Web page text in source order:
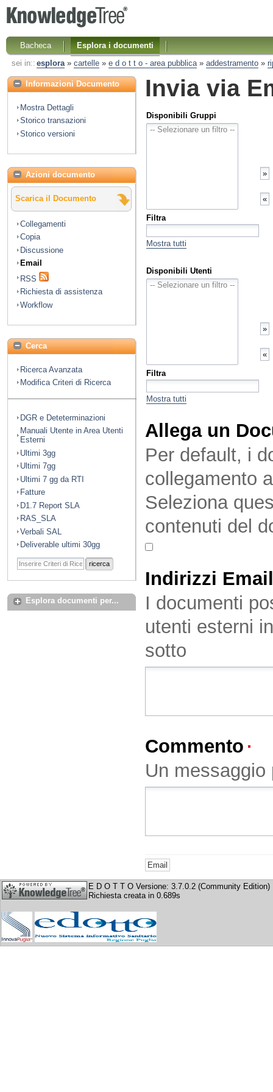
Bacheca
Esplora i documenti
sei in:: esplora» cartelle» e d o t t o - area pubblica» addestramento»
Informazioni Documento
Mostra Dettagli
Storico transazioni
Storico versioni
Azioni documento
Scarica il Documento
Collegamenti
Copia
Discussione
Email
RSS
Richiesta di assistenza
Workflow
Cerca
Ricerca Avanzata
Modifica Criteri di Ricerca
DGR e Deteterminazioni
Manuali Utente in Area Utenti
Esterni
Ultimi 3gg
Ultimi 7gg
Ultimi 7 gg da RTI
Fatture
D1.7 Report SLA
RAS_SLA
Verbali SAL
Deliverable ultimi 30gg
ricerca
Esplora documenti per...
Invia via
Disponibili Gruppi
Filtra
Mostra tutti
Disponibili Utenti
Filtra
Mostra tutti
Allega un
Per default, i
collegamento
Seleziona
contenuti del
Indirizzi Email
I documenti
utenti esterni
sotto
Commento
Un
E D O T T O Versione: 3.7.0.2 (Community Edition)
Richiesta creata in 0.689s